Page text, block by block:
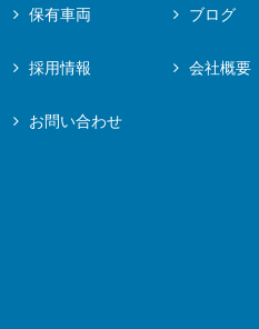
保有車両 ブログ
採用情報 会社概要
お問い合わせ